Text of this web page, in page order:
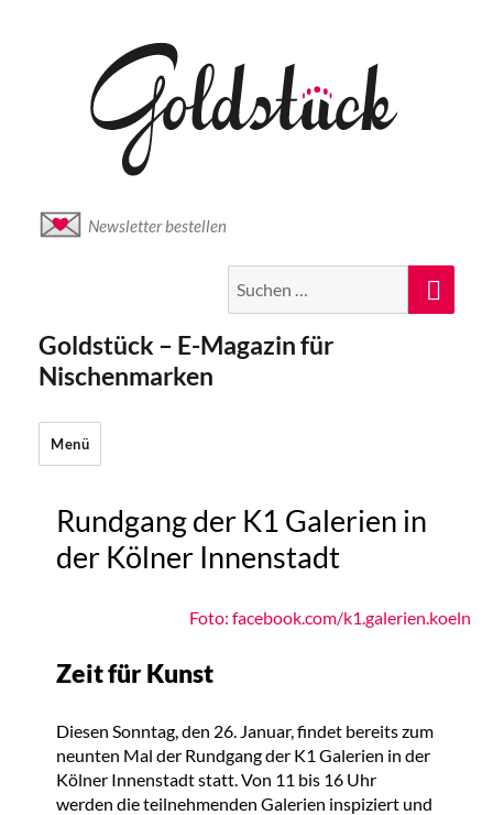
Newsletter bestellen
nach:
Goldstück – E-Magazin für
Nischenmarken
Menü
Rundgang der K1 Galerien in
der Kölner Innenstadt
Foto: facebook.com/k1.galerien.koeln
Zeit für Kunst
Diesen Sonntag, den 26. Januar, findet bereits zum
neunten Mal der Rundgang der K1 Galerien in der
Kölner Innenstadt statt. Von 11 bis 16 Uhr
werden die teilnehmenden Galerien inspiziert und